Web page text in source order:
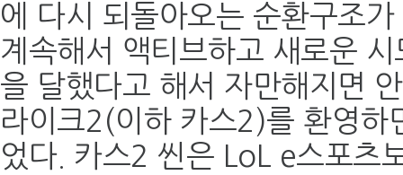
에 다시 되돌아오는 순환구조
계속해서 액티브하고 새로운
을 달했다고 해서 자만해지면
라이크2(이하 카스2)를 환영하
었다. 카스2 씬은 LoL e스포츠